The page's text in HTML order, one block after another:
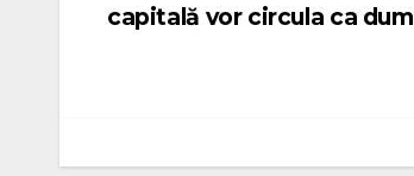
în
capitală vor circula ca